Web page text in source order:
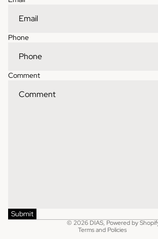
Phone
Comment
Submit
© 2026 DIAS, Powered by
Terms and Policies